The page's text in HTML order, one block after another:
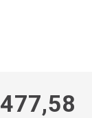
477,58